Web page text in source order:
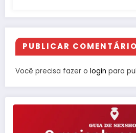
PUBLICAR COMENTÁRIO
Você precisa fazer o login para